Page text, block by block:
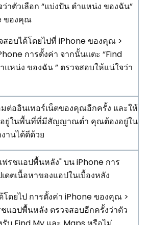
าตัวเลือก “แบ่งปัน ตำแหน่ง ของฉัน”
ของคุณ
อบได้โดยไปที่ iPhone ของคุณ >
การตั้งค่า จากนั้นแตะ “Find
แหน่ง ของฉัน ” ตรวจสอบให้แน่ใจว่า
ต่ออินเทอร์เน็ตของคุณอีกครั้ง และให้
ยู่ในพื้นที่ที่มีสัญญาณต่ำ คุณต้องอยู่ใน
านได้ดีด้วย
ฟรชแอปพื้นหลัง" บน iPhone การ
ดตเนื้อหาของแอปในเบื้องหลัง
ดยไป การตั้งค่า iPhone ของคุณ >
ชแอปพื้นหลัง ตรวจสอบอีกครั้งว่าตัว